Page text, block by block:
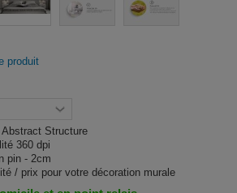
produit
Structure
360 dpi
pin - 2cm
/ prix pour votre décoration murale